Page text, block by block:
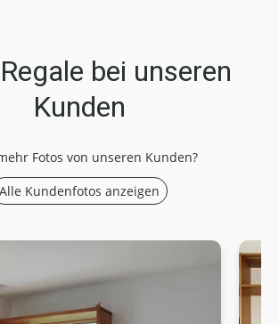
bei unseren
Kunden
Fotos von unseren Kunden?
Alle Kundenfotos anzeigen